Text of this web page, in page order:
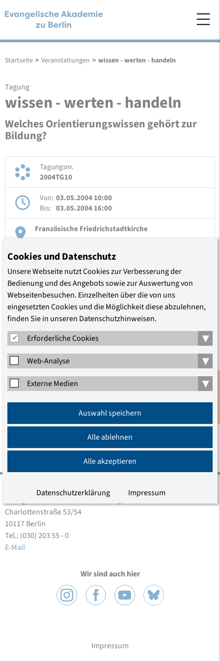
Startseite > Veranstaltungen > wissen - werten - handeln
Tagung
wissen - werten - handeln
Welches Orientierungswissen gehört zur
Bildung?
Tagungsnr.
2004TG10
Von: 03.05.2004 10:00
Bis: 03.05.2004 16:00
Französische Friedrichstadtkirche
TEILEN
LEITUNG
Marcus Götz-Guerlin
Anmeldung
Evangelische Akademie zu Berlin gGmbH
Charlottenstraße 53/54
10117 Berlin
Tel.: (030) 203 55 - 0
E-Mail
Wir sind auch hier
Impressum
Cookies und Datenschutz
Unsere Webseite nutzt Cookies zur Verbesserung der
Bedienung und des Angebots sowie zur Auswertung von
Webseitenbesuchen. Einzelheiten über die von uns
eingesetzten Cookies und die Möglichkeit diese abzulehnen,
finden Sie in unseren Datenschutzhinweisen.
Erforderliche Cookies
▾
Web-Analyse ▾
Externe Medien ▾
Auswahl speichern
Alle ablehnen
Alle akzeptieren
Datenschutzerklärung Impressum